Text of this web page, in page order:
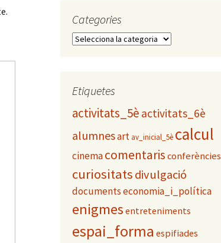
Categories
C
g
r
e
Etiquetes
activitats_5è activitats_6è
alumnesart av_inicial_5è calcul
cinemacomentarisconferències
curiositatsdivulgació
documentseconomia_i_política
enigmes entreteniments
espai_forma espifiades